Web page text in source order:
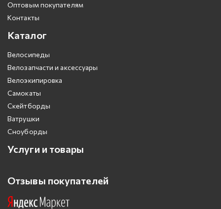
Оптовым покупателям
Контакты
Каталог
Велосипеды
Велозапчасти и аксессуары
Велоэкипировка
Самокаты
Скейтборды
Ватрушки
Сноуборды
Услуги и товары
Отзывы покупателей